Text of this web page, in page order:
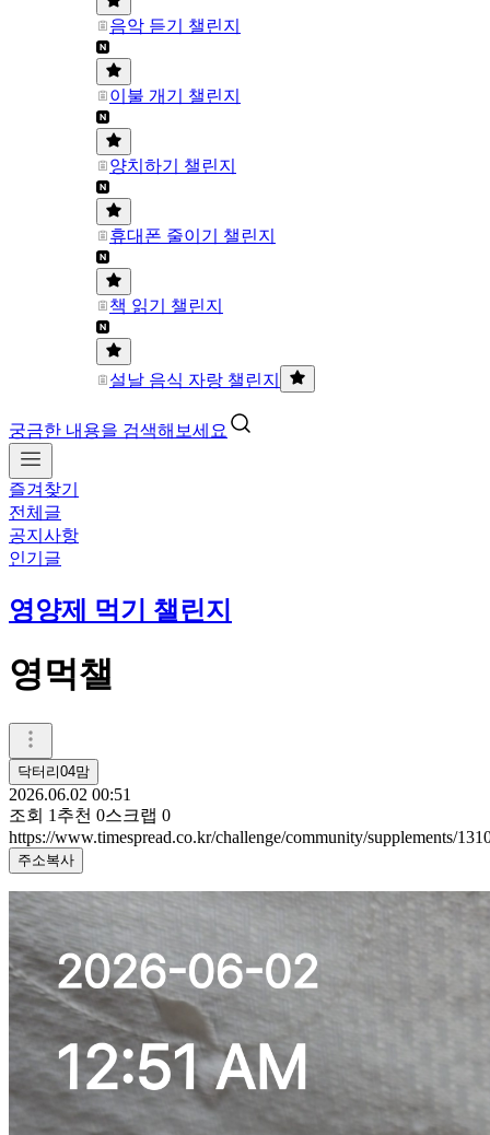
음악 듣기 챌린지
이불 개기 챌린지
양치하기 챌린지
휴대폰 줄이기 챌린지
책 읽기 챌린지
설날 음식 자랑 챌린지
궁금한 내용을 검색해보세요
즐겨찾기
전체글
공지사항
인기글
영양제 먹기 챌린지
영먹챌
닥터리04맘
2026.06.02 00:51
조회 1 추천 0스크랩 0
https://www.timespread.co.kr/challenge/community/supplements/
주소복사